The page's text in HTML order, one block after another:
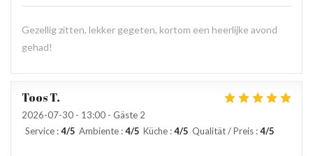
Gezellig zitten, lekker gegeten, kortom een heerlijke avond
gehad!
ToosT
2026-07-30 - 13:00 - Gäste 2
Service :4/5 Ambiente :4/5 Küche :4/5 Qualität / Preis :4/5